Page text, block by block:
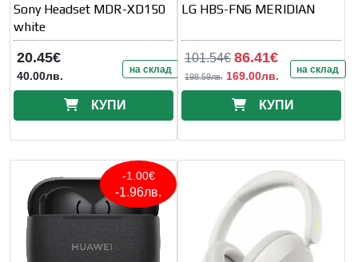
Sony Headset MDR-XD150
white
20.45€
40.00лв. на склад
КУПИ
LG HBS-FN6 MERIDIAN
101.54€ 86.41€
198.59лв. 169.00лв. на склад
КУПИ
-1.00€
-1.96лв.